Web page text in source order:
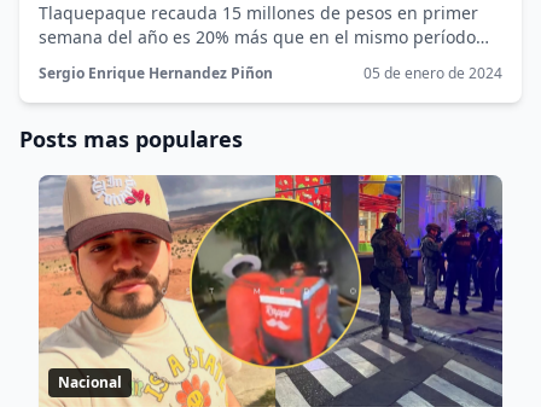
Tlaquepaque recauda 15 millones de pesos en primer
semana del año es 20% más que en el mismo período
del...
Sergio Enrique Hernandez Piñon 05 de enero de 2024
Posts mas populares
Nacional